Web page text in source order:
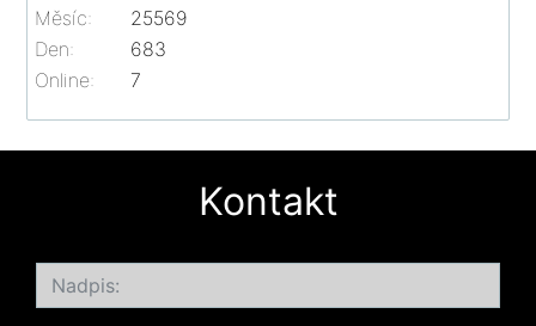
Online: 7
Měsíc:
25569
Den:
683
Kontakt